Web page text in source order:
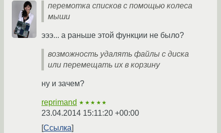
перемотка списков с помощью колеса
мыши
эээ... а раньше этой функции не было?
возможность удалять файлы с диска
или перемещать их в корзину
ну и зачем?
reprimand ★★★★★
23.04.2014 15:11:20 +00:00
Ссылка